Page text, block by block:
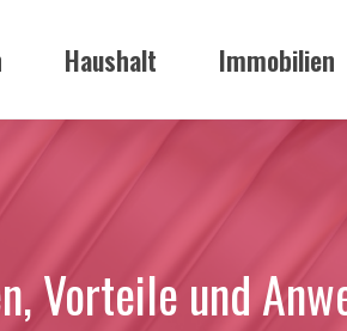
Haushalt Immobilien
Vorteile und